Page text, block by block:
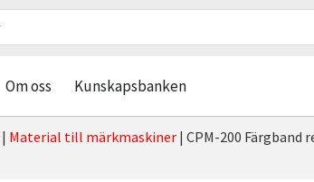
Om oss Kunskapsbanken
| Material till märkmaskiner | CPM-200 Färgband